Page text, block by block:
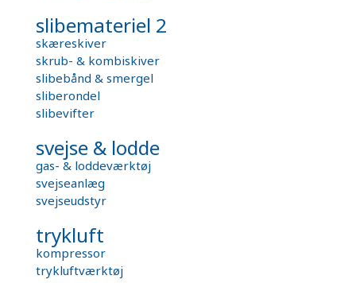
slibemateriel 2
skæreskiver
skrub- & kombiskiver
slibebånd & smergel
sliberondel
slibevifter
svejse & lodde
gas- & loddeværktøj
svejseanlæg
svejseudstyr
trykluft
kompressor
trykluftværktøj